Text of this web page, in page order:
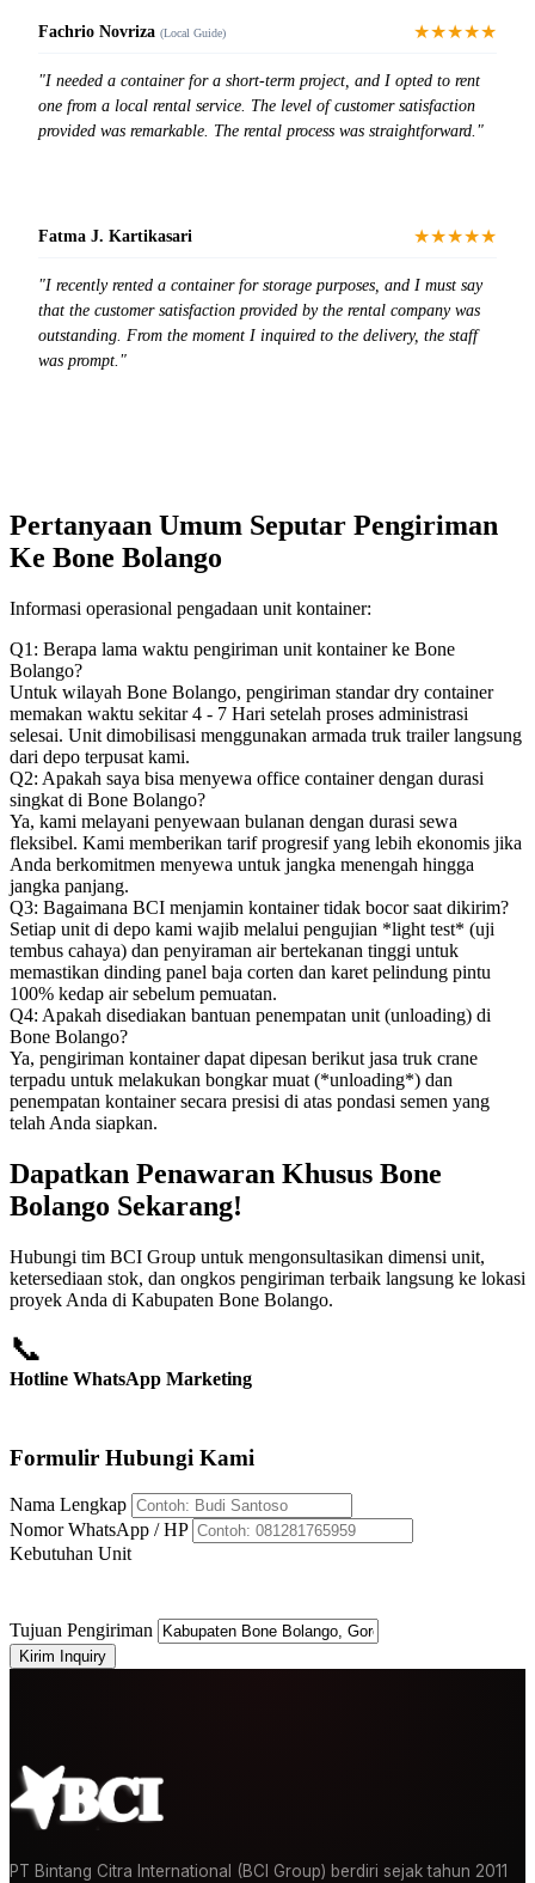
Fachrio Novriza (Local Guide) ★★★★★
"I needed a container for a short-term project, and I opted to rent
one from a local rental service. The level of customer satisfaction
provided was remarkable. The rental process was straightforward."
Fatma J. Kartikasari ★★★★★
"I recently rented a container for storage purposes, and I must say
that the customer satisfaction provided by the rental company was
outstanding. From the moment I inquired to the delivery, the staff
was prompt."
Pertanyaan Umum Seputar Pengiriman
Ke Bone Bolango
Informasi operasional pengadaan unit kontainer:
Q1: Berapa lama waktu pengiriman unit kontainer ke Bone
Bolango?
Untuk wilayah Bone Bolango, pengiriman standar dry container
memakan waktu sekitar 4 - 7 Hari setelah proses administrasi
selesai. Unit dimobilisasi menggunakan armada truk trailer langsung
dari depo terpusat kami.
Q2: Apakah saya bisa menyewa office container dengan durasi
singkat di Bone Bolango?
Ya, kami melayani penyewaan bulanan dengan durasi sewa
fleksibel. Kami memberikan tarif progresif yang lebih ekonomis jika
Anda berkomitmen menyewa untuk jangka menengah hingga
jangka panjang.
Q3: Bagaimana BCI menjamin kontainer tidak bocor saat dikirim?
Setiap unit di depo kami wajib melalui pengujian *light test* (uji
tembus cahaya) dan penyiraman air bertekanan tinggi untuk
memastikan dinding panel baja corten dan karet pelindung pintu
100% kedap air sebelum pemuatan.
Q4: Apakah disediakan bantuan penempatan unit (unloading) di
Bone Bolango?
Ya, pengiriman kontainer dapat dipesan berikut jasa truk crane
terpadu untuk melakukan bongkar muat (*unloading*) dan
penempatan kontainer secara presisi di atas pondasi semen yang
telah Anda siapkan.
Dapatkan Penawaran Khusus Bone
Bolango Sekarang!
Hubungi tim BCI Group untuk mengonsultasikan dimensi unit,
ketersediaan stok, dan ongkos pengiriman terbaik langsung ke lokasi
proyek Anda di Kabupaten Bone Bolango.
📞
Hotline WhatsApp Marketing
Formulir Hubungi Kami
Nama Lengkap
Nomor WhatsApp / HP
Kebutuhan Unit
Tujuan Pengiriman
Kirim Inquiry
PT Bintang Citra International (BCI Group) berdiri sejak tahun 2011